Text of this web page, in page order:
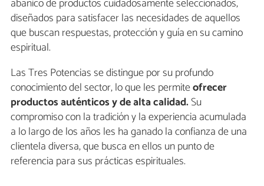
abanico de productos cuidadosamente seleccionados,
diseñados para satisfacer las necesidades de aquellos
que buscan respuestas, protección y guía en su camino
espiritual.
Las Tres Potencias se distingue por su profundo
conocimiento del sector, lo que les permiteofrecer
productos auténticos y de alta calidad.Su
compromiso con la tradición y la experiencia acumulada
a lo largo de los años les ha ganado la confianza de una
clientela diversa, que busca en ellos un punto de
referencia para sus prácticas espirituales.